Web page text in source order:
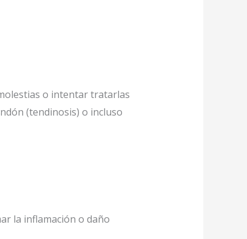
o intentar tratarlas
(tendinosis) o incluso
la inflamación o daño